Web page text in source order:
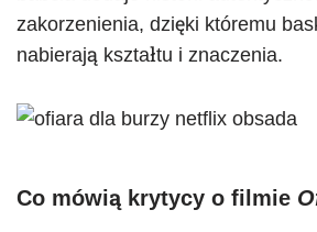
zakorzenienia, dzięki któremu
nabierają kształtu i znaczenia.
Co mówią krytycy o filmie